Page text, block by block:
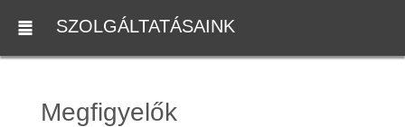
SZOLGÁLTATÁSAINK
Megfigyelők